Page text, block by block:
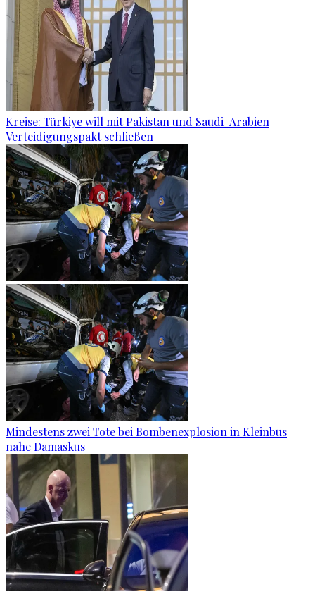
Kreise: Türkiye will mit Pakistan und Saudi-Arabien
Verteidigungspakt schließen
Mindestens zwei Tote bei Bombenexplosion in Kleinbus
nahe Damaskus